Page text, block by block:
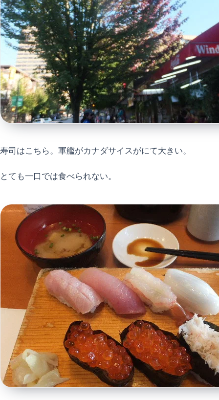
寿司はこちら。軍艦がカナダサイスがにて大きい。
とても一口では食べられない。